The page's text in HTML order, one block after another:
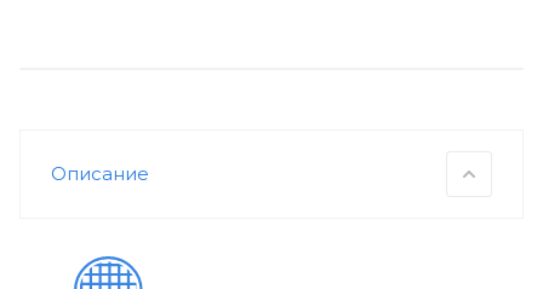
Описание